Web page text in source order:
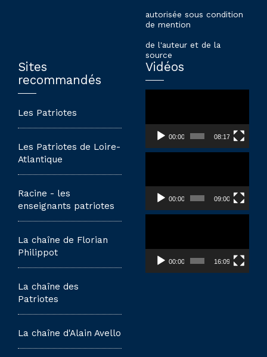
autorisée sous condition
de mention
de l'auteur et de la
source
Sites
recommandés
Les Patriotes
Les Patriotes de Loire-
Atlantique
Racine - les
enseignants patriotes
La chaîne de Florian
Philippot
La chaîne des
Patriotes
La chaîne d'Alain Avello
Vidéos
00:00 08:17
00:00 09:00
00:00 16:09